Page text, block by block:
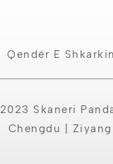
Qendër E
2023 Skaneri
Chengdu |